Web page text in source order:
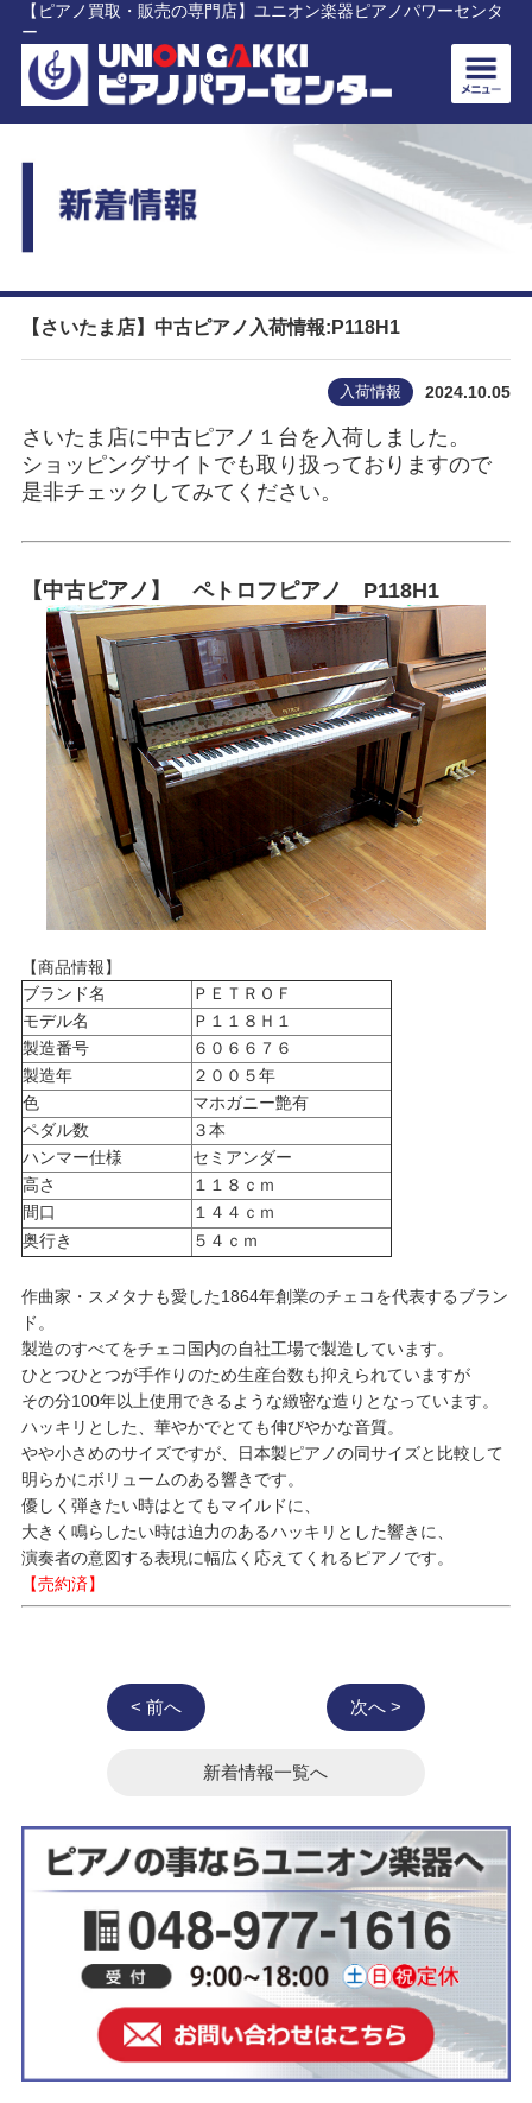
【ピアノ買取・販売の専門店】ユニオン楽器ピアノパワーセンタ
ー
【さいたま店】中古ピアノ入荷情報:P118H1
入荷情報 2024.10.05
さいたま店に中古ピアノ１台を入荷しました。
ショッピングサイトでも取り扱っておりますので
是非チェックしてみてください。
【中古ピアノ】 ペトロフピアノ P118H1
【商品情報】
ブランド名
ＰＥＴＲＯＦ
モデル名
Ｐ１１８Ｈ１
製造番号
６０６６７６
製造年
２００５年
色
マホガニー艶有
ペダル数
３本
ハンマー仕様
セミアンダー
高さ
１１８ｃｍ
間口
１４４ｃｍ
奥行き
５４ｃｍ
作曲家・スメタナも愛した1864年創業のチェコを代表するブラン
ド。
製造のすべてをチェコ国内の自社工場で製造しています。
ひとつひとつが手作りのため生産台数も抑えられていますが
その分100年以上使用できるような緻密な造りとなっています。
ハッキリとした、華やかでとても伸びやかな音質。
やや小さめのサイズですが、日本製ピアノの同サイズと比較して
明らかにボリュームのある響きです。
優しく弾きたい時はとてもマイルドに、
大きく鳴らしたい時は迫力のあるハッキリとした響きに、
演奏者の意図する表現に幅広く応えてくれるピアノです。
【売約済】
< 前へ 次へ >
新着情報一覧へ